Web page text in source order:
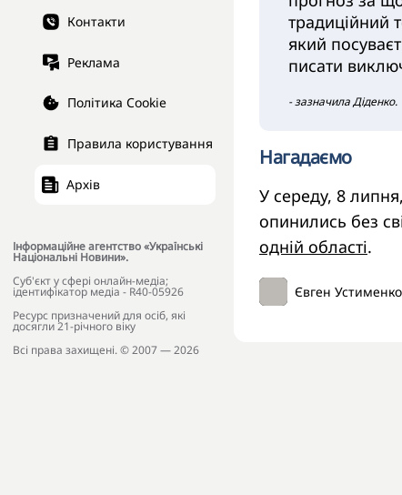
Контакти
Реклама
Політика Cookie
Правила користування
Архів
Інформаційне агентство «Українські
Національні Новини».
Cуб'єкт у сфері онлайн-медіа;
ідентифікатор медіа - R40-05926
Ресурс призначений для осіб, які
досягли 21-річного віку
Всі права захищені. © 2007 — 2026
традиційний
який
писати
- зазначила Діденко.
Нагадаємо
У середу, 8
опинились без
одній області.
Євген Устименко